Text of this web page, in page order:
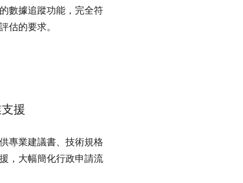
數據追蹤功能，完全符
估的要求。
援
專業建議書、技術規格
，大幅簡化行政申請流